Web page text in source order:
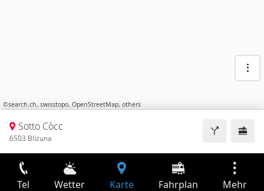
©search.ch, swisstopo, OpenStreetMap, others
Sotto Còcc
6503 Blizuna
Tel Wetter Karte Fahrplan Mehr